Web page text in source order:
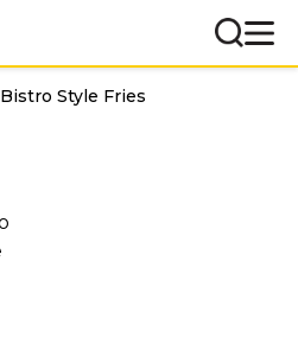
Bistro Style Fries